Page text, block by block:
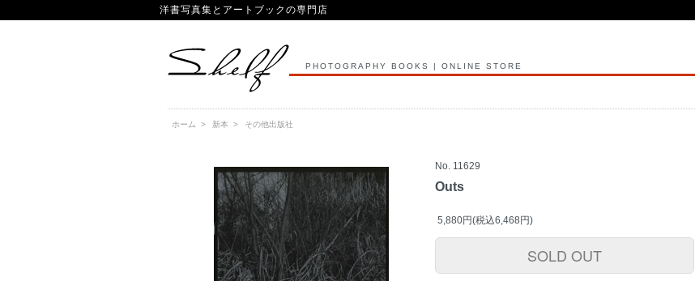
洋書写真集とアートブックの専門店
PHOTOGRAPHY BOOKS | ONLINE STORE
ホーム > 新本 > その他出版社
No. 11629
Outs
5,880円(税込6,468円)
SOLD OUT